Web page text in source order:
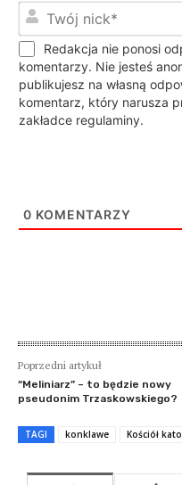
Redakcja nie ponosi
komentarzy. Nie jesteś
publikujesz na własną
komentarz, który narusza
zakładce regulaminy.
0 KOMENTARZY
Poprzedni artykuł
“Meliniarz” – to będzie nowy
pseudonim Trzaskowskiego?
TAGI konklawe Kościół